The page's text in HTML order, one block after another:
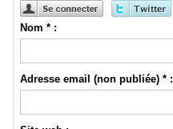
2020 - Reportlinker
Review
Nom * :
Adresse email (non publiée) * :